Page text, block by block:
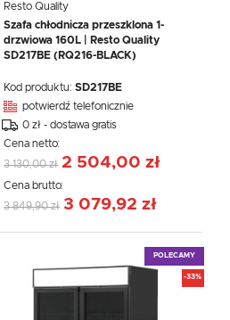
Resto Quality
Szafa chłodnicza przeszklona 1-
drzwiowa 160L | Resto Quality
SD217BE (RQ216-BLACK)
Kod produktu:SD217BE
potwierdź telefonicznie
0 zł - dostawa gratis
Cena netto:
3 130,00 zł 2 504,00 zł
Cena brutto:
3 849,90 zł 3 079,92 zł
POLECAMY
-33%